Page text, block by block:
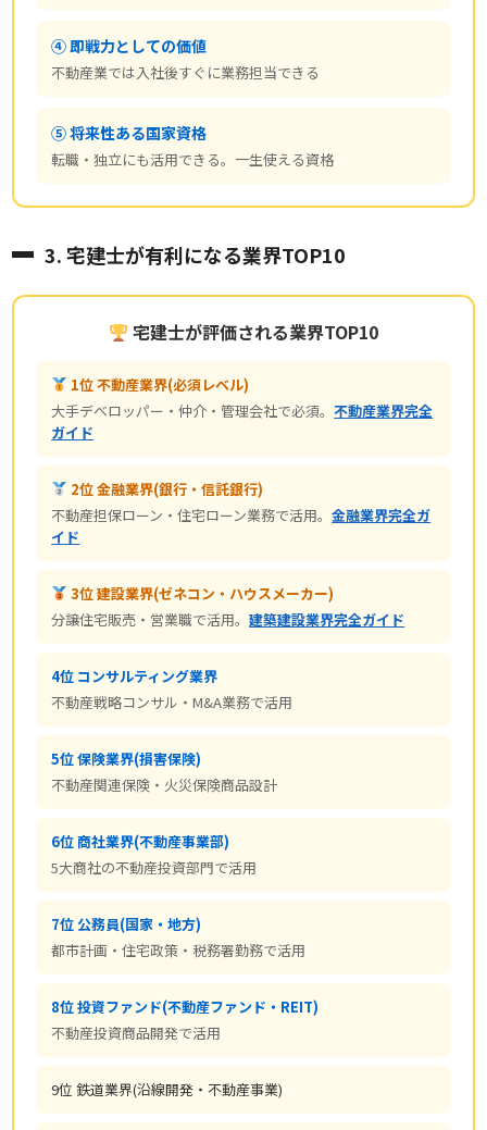
④ 即戦力としての価値
不動産業では入社後すぐに業務担当できる
⑤ 将来性ある国家資格
転職・独立にも活用できる。一生使える資格
3. 宅建士が有利になる業界TOP10
宅建士が評価される業界TOP10
1位 不動産業界(必須レベル)
大手デベロッパー・仲介・管理会社で必須。不動産業界完全
ガイド
2位 金融業界(銀行・信託銀行)
不動産担保ローン・住宅ローン業務で活用。金融業界完全ガ
イド
3位 建設業界(ゼネコン・ハウスメーカー)
分譲住宅販売・営業職で活用。建築建設業界完全ガイド
4位 コンサルティング業界
不動産戦略コンサル・M&A業務で活用
5位 保険業界(損害保険)
不動産関連保険・火災保険商品設計
6位 商社業界(不動産事業部)
5大商社の不動産投資部門で活用
7位 公務員(国家・地方)
都市計画・住宅政策・税務署勤務で活用
8位 投資ファンド(不動産ファンド・REIT)
不動産投資商品開発で活用
9位 鉄道業界(沿線開発・不動産事業)